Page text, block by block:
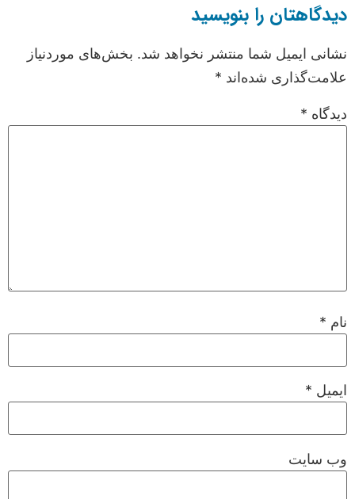
دیدگاهتان را بنویسید
نشانی ایمیل شما منتشر نخواهد شد. بخش‌های موردنیاز
علامت‌گذاری شده‌اند *
دیدگاه *
نام *
ایمیل *
وب‌ سایت